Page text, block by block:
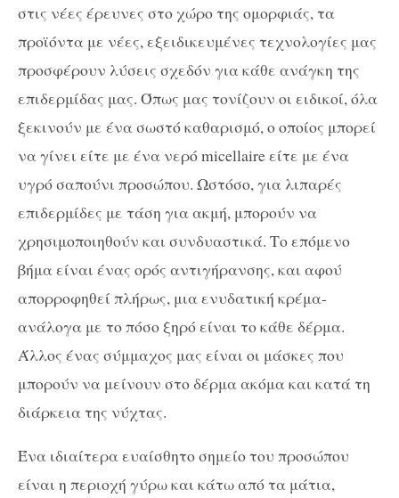
στις νέες έρευνες στο χώρο της ομορφιάς, τα
προϊόντα με νέες, εξειδικευμένες τεχνολογίες μας
προσφέρουν λύσεις σχεδόν για κάθε ανάγκη της
επιδερμίδας μας. Όπως μας τονίζουν οι ειδικοί, όλα
ξεκινούν με ένα σωστό καθαρισμό, ο οποίος μπορεί
να γίνει είτε με ένα νερό micellaire είτε με ένα
υγρό σαπούνι προσώπου. Ωστόσο, για λιπαρές
επιδερμίδες με τάση για ακμή, μπορούν να
χρησιμοποιηθούν και συνδυαστικά. Το επόμενο
βήμα είναι ένας ορός αντιγήρανσης, και αφού
απορροφηθεί πλήρως, μια ενυδατική κρέμα-
ανάλογα με το πόσο ξηρό είναι το κάθε δέρμα.
Άλλος ένας σύμμαχος μας είναι οι μάσκες που
μπορούν να μείνουν στο δέρμα ακόμα και κατά τη
διάρκεια της νύχτας.
Ένα ιδιαίτερα ευαίσθητο σημείο του προσώπου
είναι η περιοχή γύρω και κάτω από τα μάτια,